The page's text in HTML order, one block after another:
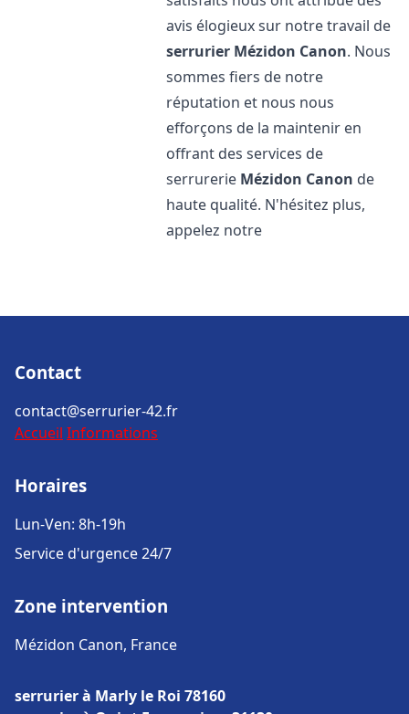
avis élogieux sur notre travail de
serrurier Mézidon Canon. Nous
sommes fiers de notre
réputation et nous nous
efforçons de la maintenir en
offrant des services de
serrurerie Mézidon Canon de
haute qualité. N'hésitez plus,
appelez notre
Contact
contact@serrurier-42.fr
Accueil Informations
Horaires
Lun-Ven: 8h-19h
Service d'urgence 24/7
Zone intervention
Mézidon Canon, France
serrurier à Marly le Roi 78160